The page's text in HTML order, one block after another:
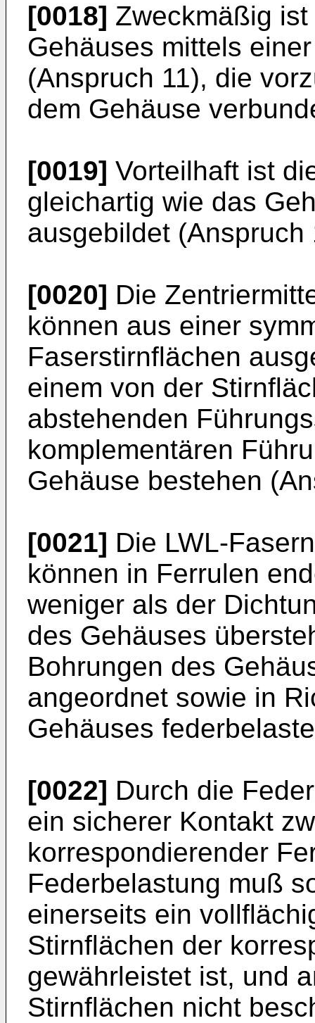
[0018] Zweckmäßig
Gehäuses mittels
(Anspruch 11), die
dem Gehäuse
[0019] Vorteilhaft ist
gleichartig wie das
ausgebildet (Anspruch
[0020] Die
können aus einer
Faserstirnflächen
einem von der
abstehenden
komplementären
Gehäuse bestehen
[0021] Die LWL-
können in Ferrulen
weniger als der
des Gehäuses
Bohrungen des
angeordnet sowie in
Gehäuses
[0022] Durch die
ein sicherer Kontakt
korrespondierender
Federbelastung muß
einerseits ein
Stirnflächen der
gewährleistet ist, und
Stirnflächen nicht